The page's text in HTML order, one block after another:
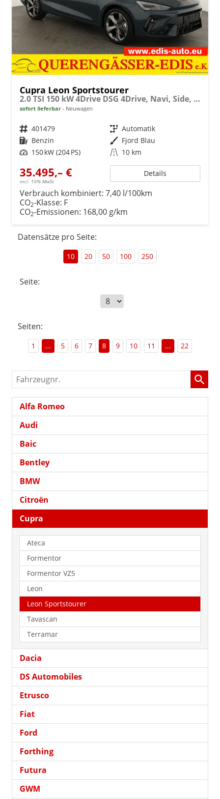
Cupra Leon Sportstourer
2.0 TSI 150 kW 4Drive DSG 4Drive, Navi, Side, Matrix, el. Klappe, 18-Zoll, 5 J.-Garantie
sofort lieferbar Neuwagen
Fahrzeugnr. 401479 Getriebe Automatik
Kraftstoff Benzin Außenfarbe Fjord Blau
Leistung 150 kW (204 PS) Kilometerstand 10 km
35.495,– €
incl. 19% MwSt.
Details
Verbrauch kombiniert: 7,40 l/100km
CO2-Klasse: F
CO2-Emissionen: 168,00 g/km
Datensätze pro Seite:
10 20 50 100 250
Seite:
Seiten:
1 ... 5 6 7 8 9 10 11 ... 22
Fahrzeugnr.
Alfa Romeo
Audi
Baic
Bentley
BMW
Citroën
Cupra
Ateca
Formentor
Formentor VZ5
Leon
Leon Sportstourer
Tavascan
Terramar
Dacia
DS Automobiles
Etrusco
Fiat
Ford
Forthing
Futura
GWM